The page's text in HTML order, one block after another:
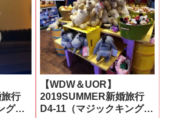
行
グダ
【WDW＆UOR】
2019SUMMER新婚旅行
D4-11（マジックキングダ